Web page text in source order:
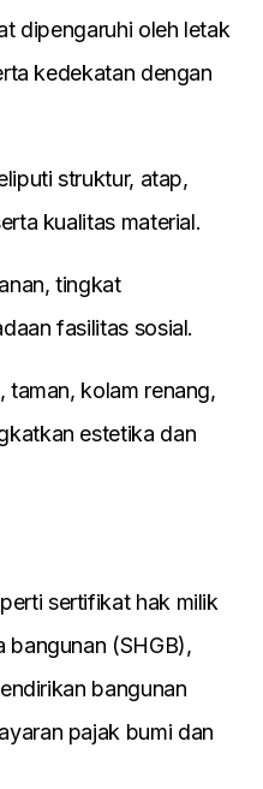
dipengaruhi oleh letak
kedekatan dengan
struktur, atap,
kualitas material.
tingkat
fasilitas sosial.
taman, kolam renang,
estetika dan
sertifikat hak milik
bangunan (SHGB),
bangunan
pajak bumi dan